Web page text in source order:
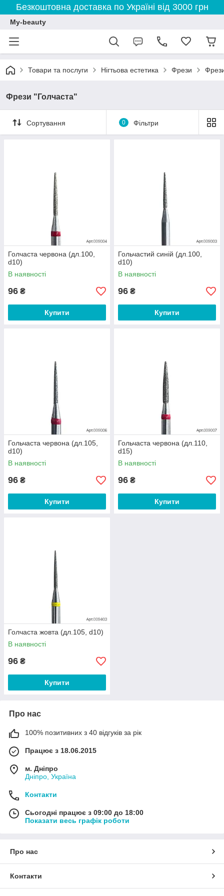
Безкоштовна доставка по Україні від 3000 грн
My-beauty
Товари та послуги Нігтьова естетика Фрези
Фрези "Голчаста"
Сортування 0 Фільтри
Голчаста червона (дл.100,
d10)
В наявності
96 ₴
Купити
Гольчастий синій (дл.100,
d10)
В наявності
96 ₴
Купити
Гольчаста червона (дл.105,
d10)
В наявності
96 ₴
Купити
Гольчаста червона (дл.110,
d15)
В наявності
96 ₴
Купити
Голчаста жовта (дл.105, d10)
В наявності
96 ₴
Купити
Про нас
100% позитивних з 40 відгуків за рік
Працює з 18.06.2015
м. Дніпро
Дніпро, Україна
Контакти
Сьогодні працює з 09:00 до 18:00
Показати весь графік роботи
Про нас
Контакти